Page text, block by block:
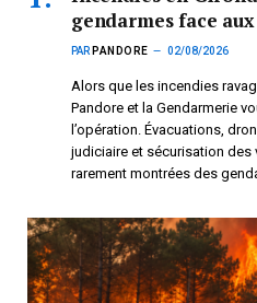
gendarmes face
PAR PANDORE 02/08/2026
Alors que les incendies
Pandore et la Gendarmerie
l’opération. Évacuations,
judiciaire et sécurisation
rarement montrées des